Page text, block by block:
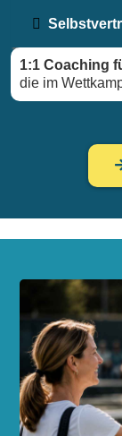
1:1 Coaching
die im